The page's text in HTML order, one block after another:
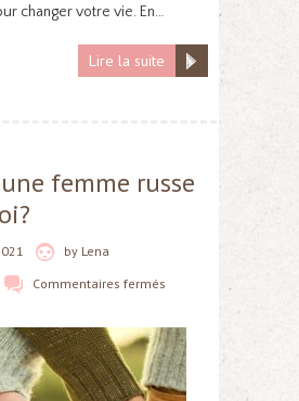
changer votre vie. En…
Lire la suite
femme russe
by Lena
Commentaires fermés